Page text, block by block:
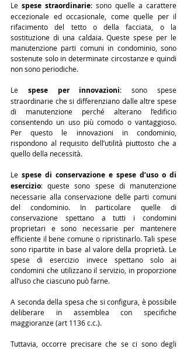
Le spese straordinarie: sono quelle a carattere
eccezionale ed occasionale, come quelle per il
rifacimento del tetto o della facciata, o la
sostituzione di una caldaia. Queste spese per le
manutenzione parti comuni in condominio, sono
sostenute solo in determinate circostanze e quindi
non sono periodiche.
Le spese per innovazioni: sono spese
straordinarie che si differenziano dalle altre spese
di manutenzione perché alterano l’edificio
consentendo un uso più comodo o vantaggioso.
Per questo le innovazioni in condominio,
rispondono al requisito dell’utilità piuttosto che a
quello della necessità.
Le spese di conservazione e spese d’uso o di
esercizio: queste sono spese di manutenzione
necessarie alla conservazione delle parti comuni
del condominio. In particolare quelle di
conservazione spettano a tutti i condomini
proprietari e sono necessarie per mantenere
efficiente il bene comune o ripristinarlo. Tali spese
sono ripartite in base al valore della proprietà. Le
spese di esercizio invece spettano solo ai
condomini che utilizzano il servizio, in proporzione
all’uso che ciascuno può farne.
A seconda della spesa che si configura, è possibile
deliberare in assemblea con specifiche
maggioranze (art 1136 c.c.).